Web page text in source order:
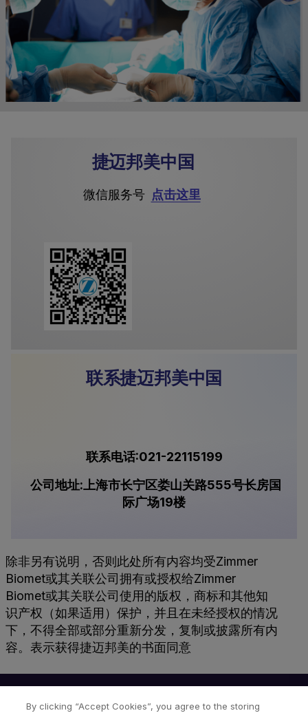
捷迈邦美中国
微信服务号 点击这里
联系捷迈邦美中国
联系电话:021-22115199
公司地址:上海市长宁区娄山关路555号长房国
际广场19楼
除非另有说明，否则此处所有内容均受Zimmer
Biomet或其关联公司拥有或授权给Zimmer
Biomet或其关联公司使用的版权，商标和其他知
识产权（如果适用）保护，并且在未经授权的情况
下，不得全部或部分重新分发，复制或披露所有内
容。表示获得捷迈邦美的书面同意
By clicking “Accept Cookies”, you agree to the storing